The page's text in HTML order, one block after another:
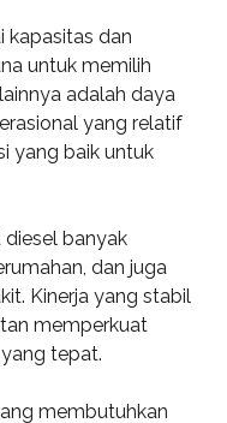
kapasitas dan
untuk memilih
adalah daya
yang relatif
yang baik untuk
diesel banyak
dan juga
Kinerja yang stabil
memperkuat
tepat.
membutuhkan